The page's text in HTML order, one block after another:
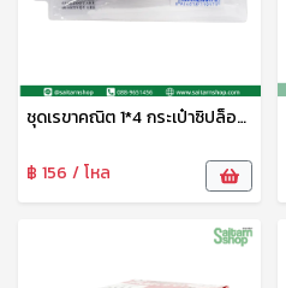
ชุดเรขาคณิต 1*4 กระเป๋าซิปล็อค Project(B.K.)
฿ 156 / โหล